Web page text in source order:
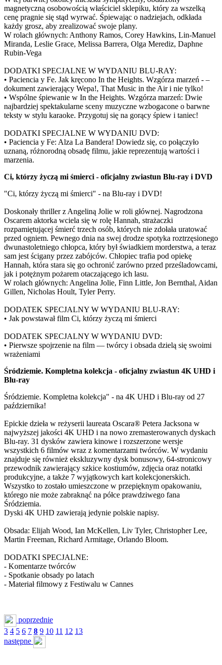
magnetyczną osobowością właściciel sklepiku, który za wszelką
cenę pragnie się stąd wyrwać. Śpiewając o nadziejach, odkłada
każdy grosz, aby zrealizować swoje plany.
W rolach głównych: Anthony Ramos, Corey Hawkins, Lin-Manuel
Miranda, Leslie Grace, Melissa Barrera, Olga Merediz, Daphne
Rubin-Vega
DODATKI SPECJALNE W WYDANIU BLU-RAY:
• Paciencia y Fe. Jak kręcono In the Heights. Wzgórza marzeń - –
dokument zawierający Wepa!, That Music in the Air i nie tylko!
• Wspólne śpiewanie w In the Heights. Wzgórza marzeń: Dwie
najbardziej spektakularne sceny muzyczne wzbogacone o barwne
teksty w stylu karaoke. Przygotuj się na gorący śpiew i taniec!
DODATKI SPECJALNE W WYDANIU DVD:
• Paciencia y Fe: Alza La Bandera! Dowiedz się, co połączyło
uznaną, różnorodną obsadę filmu, jakie reprezentują wartości i
marzenia.
Ci, którzy życzą mi śmierci - oficjalny zwiastun Blu-ray i DVD
"Ci, którzy życzą mi śmierci" - na Blu-ray i DVD!
Doskonały thriller z Angeliną Jolie w roli głównej. Nagrodzona
Oscarem aktorka wciela się w rolę Hannah, strażaczki
rozpamiętującej śmierć trzech osób, których nie zdołała uratować
przed ogniem. Pewnego dnia na swej drodze spotyka roztrzęsionego
dwunastoletniego chłopca, który był świadkiem morderstwa, a teraz
sam jest ścigany przez zabójców. Chłopiec trafia pod opiekę
Hannah, która stara się go ochronić zarówno przed prześladowcami,
jak i potężnym pożarem otaczającego ich lasu.
W rolach głównych: Angelina Jolie, Finn Little, Jon Bernthal, Aidan
Gillen, Nicholas Hoult, Tyler Perry.
DODATEK SPECJALNY W WYDANIU BLU-RAY:
• Jak powstawał film Ci, którzy życzą mi śmierci
DODATEK SPECJALNY W WYDANIU DVD:
• Pierwsze spojrzenie na film — twórcy i obsada dzielą się swoimi
wrażeniami
Śródziemie. Kompletna kolekcja - oficjalny zwiastun 4K UHD i
Blu-ray
Śródziemie. Kompletna kolekcja" - na 4K UHD i Blu-ray od 27
października!
Epickie dzieła w reżyserii laureata Oscara® Petera Jacksona w
najwyższej jakości 4K UHD i na nowo zremasterowanych dyskach
Blu-ray. 31 dysków zawiera kinowe i rozszerzone wersje
wszystkich 6 filmów wraz z komentarzami twórców. W wydaniu
znajduje się również ekskluzywny dysk bonusowy, 64-stronicowy
przewodnik zawierający szkice kostiumów, zdjęcia oraz notatki
produkcyjne, a także 7 wyjątkowych kart kolekcjonerskich.
Wszystko to zostało umieszczone w przepięknym opakowaniu,
którego nie może zabraknąć na półce prawdziwego fana
Śródziemia.
Dyski 4K UHD zawierają jedynie polskie napisy.
Obsada: Elijah Wood, Ian McKellen, Liv Tyler, Christopher Lee,
Martin Freeman, Richard Armitage, Orlando Bloom.
DODATKI SPECJALNE:
- Komentarze twórców
- Spotkanie obsady po latach
- Materiał filmowy z Festiwalu w Cannes
poprzednie
3 4 5 6 7 8 9 10 11 12 13
następne